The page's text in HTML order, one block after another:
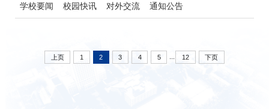
学校要闻 校园快讯 对外交流 通知公告
上页 1 2 3 4 5 12 下页